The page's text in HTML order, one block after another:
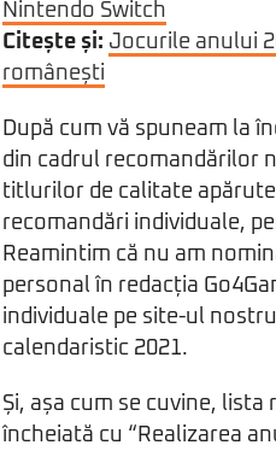
Nintendo Switch
Citește și: Jocurile anului
românești
După cum vă spuneam la
din cadrul recomandărilor
titlurilor de calitate
recomandări individuale,
Reamintim că nu am
personal în redacția
individuale pe site-ul
calendaristic 2021.
Și, așa cum se cuvine,
încheiată cu “Realizarea